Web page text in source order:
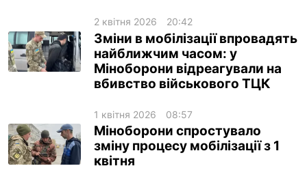
2 квітня 2026 20:42
Зміни в мобілізації впровадять
найближчим часом: у
Міноборони відреагували на
вбивство військового ТЦК
1 квітня 2026 08:57
Міноборони спростувало
зміну процесу мобілізації з 1
квітня